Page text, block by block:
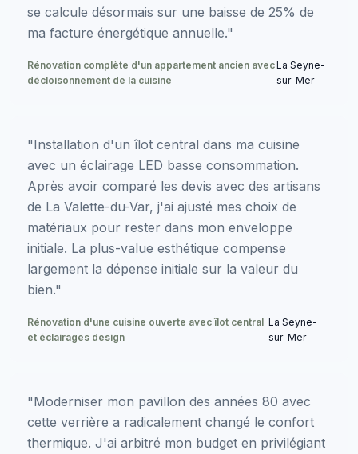
se calcule désormais sur une baisse de 25% de
ma facture énergétique annuelle."
Rénovation complète d'un appartement ancien avec
décloisonnement de la cuisine
La Seyne-
sur-Mer
"Installation d'un îlot central dans ma cuisine
avec un éclairage LED basse consommation.
Après avoir comparé les devis avec des artisans
de La Valette-du-Var, j'ai ajusté mes choix de
matériaux pour rester dans mon enveloppe
initiale. La plus-value esthétique compense
largement la dépense initiale sur la valeur du
bien."
Rénovation d'une cuisine ouverte avec îlot central
et éclairages design
La Seyne-
sur-Mer
"Moderniser mon pavillon des années 80 avec
cette verrière a radicalement changé le confort
thermique. J'ai arbitré mon budget en privilégiant